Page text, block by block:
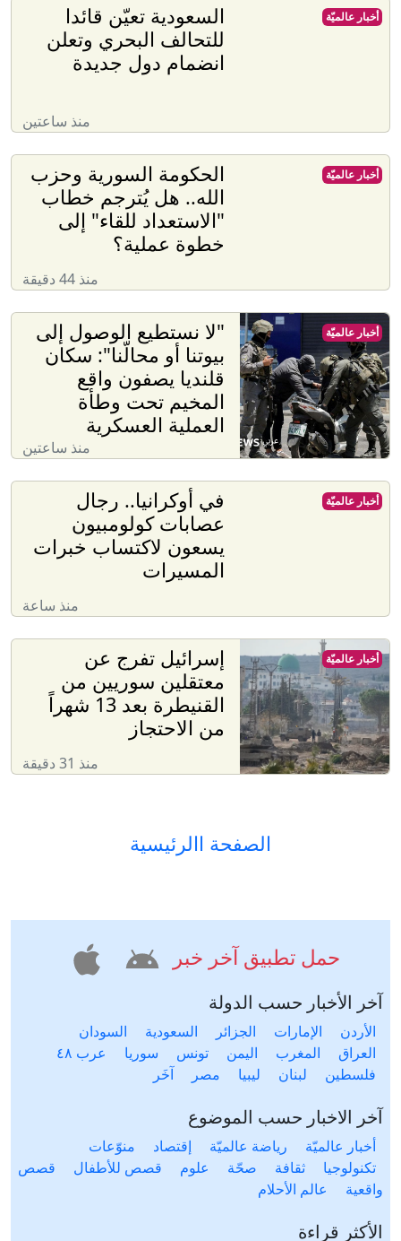
السعودية تعيّن قائدا
للتحالف البحري وتعلن
انضمام دول جديدة
منذ ساعتين
أخبار عالميّة
الحكومة السورية وحزب
الله.. هل يُترجم خطاب
"الاستعداد للقاء" إلى
خطوة عملية؟
منذ 44 دقيقة
أخبار عالميّة
"لا نستطيع الوصول إلى
بيوتنا أو محالّنا": سكان
قلنديا يصفون واقع
المخيم تحت وطأة
العملية العسكرية
منذ ساعتين
أخبار عالميّة
في أوكرانيا.. رجال
عصابات كولومبيون
يسعون لاكتساب خبرات
المسيرات
منذ ساعة
أخبار عالميّة
إسرائيل تفرج عن
معتقلين سوريين من
القنيطرة بعد 13 شهراً
من الاحتجاز
منذ 31 دقيقة
أخبار عالميّة
الصفحة االرئيسية
حمل تطبيق آخر خبر
آخر الأخبار حسب الدولة
الأردن الإمارات الجزائر السعودية
السودان
العراق
المغرب اليمن تونس سوريا
عرب ٤٨
فلسطين
لبنان ليبيا مصر آخَر
آخر الاخبار حسب الموضوع
أخبار عالميّة رياضة عالميّة إقتصاد
منوّعات
تكنولوجيا
ثقافة صحّة علوم قصص للأطفال
قصص
واقعية
عالم الأحلام
الأكثر قراءة